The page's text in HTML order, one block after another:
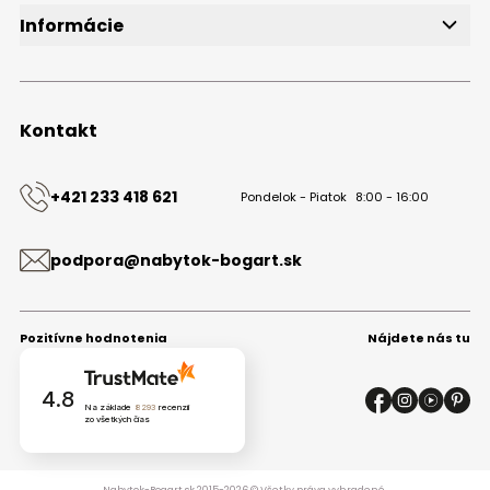
Informácie
Obchodné podmienky
Kontakt
Kontakt
+421 233 418 621 Pondelok - Piatok 8:00 - 16:00
podpora@nabytok-bogart.sk
Pozitívne hodnotenia
4.8 Na základe 8293 recenzií
zo všetkých čias
Nájdete nás tu